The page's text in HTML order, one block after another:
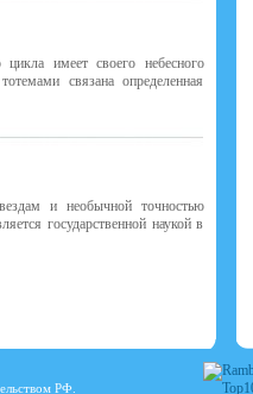
имеет своего небесного
связана определенная
и необычной точностью
государственной наукой в
РФ.